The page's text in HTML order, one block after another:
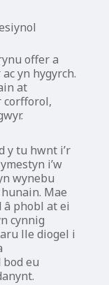
offer a
yn hygyrch.
at
corfforol,
y tu hwnt i’r
i’w
wynebu
Mae
â phobl at ei
cynnig
lle diogel i
eu